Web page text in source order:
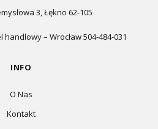
3, Łękno 62-105
– Wrocław 504-484-031
INFO
O Nas
Kontakt